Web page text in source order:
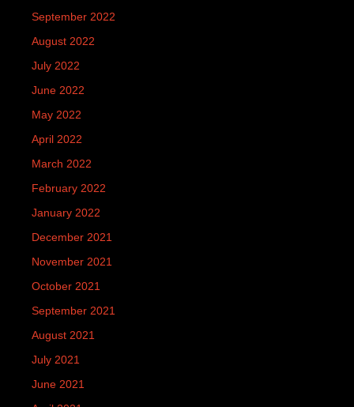
September 2022
August 2022
July 2022
June 2022
May 2022
April 2022
March 2022
February 2022
January 2022
December 2021
November 2021
October 2021
September 2021
August 2021
July 2021
June 2021